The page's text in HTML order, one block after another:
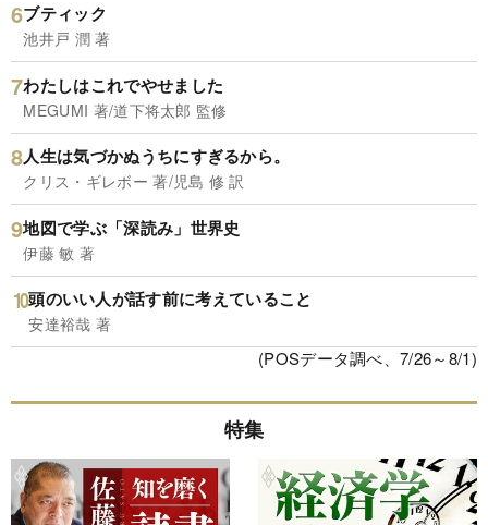
ブティック
池井戸 潤 著
わたしはこれでやせました
MEGUMI 著/道下将太郎 監修
人生は気づかぬうちにすぎるから。
クリス・ギレボー 著/児島 修 訳
地図で学ぶ「深読み」世界史
伊藤 敏 著
頭のいい人が話す前に考えていること
安達裕哉 著
(POSデータ調べ、7/26～8/1)
特集